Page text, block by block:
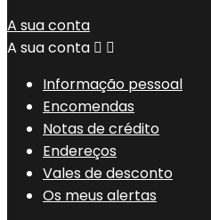
A sua conta
A sua conta  
Informação pessoal
Encomendas
Notas de crédito
Endereços
Vales de desconto
Os meus alertas